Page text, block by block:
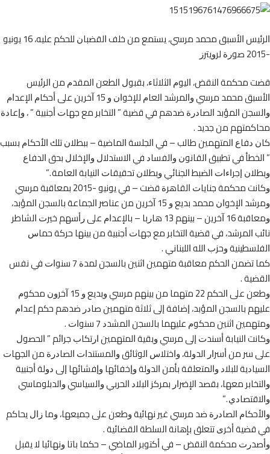
ﺍﻟﺮﺋﻴﺲ ﺍﻷﺳﺒﻖ ﻣﺤﻤﺪ ﻣﺮﺳﻲ، ﻳﺴﺘﻤﻊ ﻣﻦ ﺧﻠﻒ ﺍﻟﻘﻀﺒﺎﻥ ﻟﻠﺤﻜﻢ ﻋﻠﻴﻪ، 16 ﻳﻮﻧﻴﻮ
ﻣﺤﻜﻤﺔ ﺍﻟﻨﻘﺾ، ﺍﻟﻴﻮﻡ ﺍﻟﺜﻼﺛﺎﺀ، ﺑﻘﺒﻮﻝ ﺍﻟﻄﻌﻦ ﺍﻟﻤﻘﺪﻡ ﻣﻦ ﺍﻟﺮﺋﻴﺲ
ﺍﻷﺳﺒﻖ ﻣﺤﻤﺪ ﻣﺮﺳﻲ ﻭﺍﻟﻤﺮﺷﺪ ﺍﻟﻌﺎﻡ ﻟﻺﺧﻮﺍﻥ ﻭ 15 ﺁﺧﺮﻳﻦ ﻋﻠﻰ ﺃﺣﻜﺎﻡ ﺍﻹﻋﺪﺍﻡ
ﺍﻟﻤﺆﺑﺪ ﺍﻟﺼﺎﺩﺭﺓ ﺿﺪﻫﻢ ﻓﻲ ﻗﻀﻴﺔ ” ﺍﻟﺘﺨﺎﺑﺮ ﻣﻊ ﺟﻬﺎﺕ ﺃﺟﻨﺒﻴﺔ ” ، ﻭﺇﻋﺎﺩﺓ
ﻣﻦ ﺟﺪﻳﺪ .
ﺩﻓﺎﻉ ﺍﻟﻤﺘﻬﻤﻴﻦ ﻃﺎﻟﺐ – ﻓﻲ ﺍﻟﺠﻠﺴﺔ ﺍﻟﻤﺎﺿﻴﺔ – ﺑﺒﻄﻼﻥ ﺗﻠﻚ ﺍﻷﺣﻜﺎﻡ ﺑﺴﺒﺐ
ﻓﻲ ﺗﻄﺒﻴﻖ ﺍﻟﻘﺎﻧﻮﻥ ﻭﺍﻟﻔﺴﺎﺩ ﻓﻲ ﺍﻻﺳﺘﺪﻻﻝ ﻭﺍﻹﺧﻼﻝ ﺑﺤﻖ ﺍﻟﺪﻓﺎﻉ
ﺇﺟﺮﺍﺀﺍﺕ ﺍﻟﻀﺒﻂ ﺍﻟﺠﻨﺎﺋﻲ ﻭﺑﻄﻼﻥ ﺗﺤﻘﻴﻘﺎﺕ ﺍﻟﻨﻴﺎﺑﺔ ﺍﻟﻌﺎﻣﺔ .”
ﻭﻛﺎﻧﺖ ﻣﺤﻜﻤﺔ ﺟﻨﺎﻳﺎﺕ ﺍﻟﻘﺎﻫﺮﺓ ﻗﻀﺖ – ﻓﻲ ﻳﻮﻧﻴﻮ -2015 ﺑﻤﻌﺎﻗﺒﺔ ﻣﺮﺳﻲ
ﻭﻣﺮﺷﺪ ﺍﻹﺧﻮﺍﻥ ﻣﺤﻤﺪ ﺑﺪﻳﻊ ﻭ 15 ﺁﺧﺮﻳﻦ ﻣﻦ ﻋﻨﺎﺻﺮ ﺍﻟﺠﻤﺎﻋﺔ ﺑﺎﻟﺴﺠﻦ ﺍﻟﻤﺆﺑﺪ،
ﻭﻣﻌﺎﻗﺒﺔ 16 ﺁﺧﺮﻳﻦ – ﺑﻴﻨﻬﻢ 13 ﻫﺎﺭﺑﺎ – ﺑﺎﻹﻋﺪﺍﻡ ﻋﻠﻰ ﺭﺃﺳﻬﻢ ﺧﻴﺮﺕ ﺍﻟﺸﺎﻃﺮ
ﺍﻟﻤﺮﺷﺪ، ﻓﻲ ﻗﻀﻴﺔ ﺍﻟﺘﺨﺎﺑﺮ ﻣﻊ ﺟﻬﺎﺕ ﺃﺟﻨﺒﻴﺔ ﻣﻦ ﺑﻴﻨﻬﺎ ﺣﺮﻛﺔ ﺣﻤﺎﺱ
ﻭﺣﺰﺏ ﺍﻟﻠﻪ ﺍﻟﻠﺒﻨﺎﻧﻲ .
ﻛﻤﺎ ﺗﻀﻤﻦ ﺍﻟﺤﻜﻢ ﻣﻌﺎﻗﺒﺔ ﻣﺘﻬﻤﻴﻦ ﺍﺛﻨﻴﻦ ﺑﺎﻟﺴﺠﻦ ﻟﻤﺪﺓ 7 ﺳﻨﻮﺍﺕ ﻓﻲ ﻧﻔﺲ
.
ﻭﻃﻌﻦ ﻋﻠﻰ ﺍﻟﺤﻜﻢ 22 ﻣﺘﻬﻤﺎ ﻣﻦ ﺑﻴﻨﻬﻢ ﻣﺮﺳﻲ ﻭﺑﺪﻳﻊ ﻭ 15 ﺁﺧﺮﻭﻥ ﻣﺤﻜﻮﻡ
ﺑﺎﻟﺴﺠﻦ ﺍﻟﻤﺆﺑﺪ، ﺇﺿﺎﻓﺔ ﺇﻟﻰ ﺛﻼﺛﺔ ﻣﺘﻬﻤﻴﻦ ﺻﺎﺩﺭ ﺿﺪﻫﻢ ﺣﻜﻢ ﺇﻋﺪﺍﻡ
ﺍﺛﻨﻴﻦ ﻣﺤﻜﻮﻡ ﻋﻠﻴﻬﻤﺎ ﺑﺎﻟﺴﺠﻦ ﺍﻟﻤﺸﺪﺩ 7 ﺳﻨﻮﺍﺕ .
ﺍﻟﻨﻴﺎﺑﺔ ﺃﺳﻨﺪﺕ ﺇﻟﻰ ﻣﺮﺳﻲ ﻭﺑﻘﻴﺔ ﺍﻟﻤﺘﻬﻤﻴﻦ ﺍﺭﺗﻜﺎﺏ ﺟﺮﺍﺋﻢ ” ﺍﻟﺤﺼﻮﻝ
ﻣﻦ ﺃﺳﺮﺍﺭ ﺍﻟﺪﻭﻟﺔ، ﻭﺍﺧﺘﻼﺱ ﺍﻟﻮﺛﺎﺋﻖ ﻭﺍﻟﻤﺴﺘﻨﺪﺍﺕ ﺍﻟﺼﺎﺩﺭﺓ ﻣﻦ ﺍﻟﺠﻬﺎﺕ
ﻟﻠﺒﻼﺩ ﻭﺍﻟﻤﺘﻌﻠﻘﺔ ﺑﺄﻣﻦ ﺍﻟﺪﻭﻟﺔ ﻭﺇﺧﻔﺎﺋﻬﺎ ﻭﺇﻓﺸﺎﺋﻬﺎ ﺇﻟﻰ ﺩﻭﻟﺔ ﺃﺟﻨﺒﻴﺔ
ﻣﻌﻬﺎ، ﺑﻘﺼﺪ ﺍﻹﺿﺮﺍﺭ ﺑﻤﺮﻛﺰ ﺍﻟﺒﻼﺩ ﺍﻟﺤﺮﺑﻲ ﻭﺍﻟﺴﻴﺎﺳﻲ ﻭﺍﻟﺪﺑﻠﻮﻣﺎﺳﻲ
.”
ﺍﻟﺼﺎﺩﺭﺓ ﺿﺪ ﻣﺮﺳﻲ ﻏﻴﺮ ﻧﻬﺎﺋﻴﺔ ﻭﻃﻌﻦ ﻋﻠﻰ ﺟﻤﻴﻌﻬﺎ، ﻭﻣﺎ ﺯﺍﻝ ﻳﺤﺎﻛﻢ
ﺃﺧﺮﻯ ﺗﺘﻌﻠﻖ ﺑﺈﻫﺎﻧﺔ ﺍﻟﺴﻠﻄﺔ ﺍﻟﻘﻀﺎﺋﻴﺔ .
ﻣﺤﻜﻤﺔ ﺍﻟﻨﻘﺾ – ﻓﻲ ﺃﻛﺘﻮﺑﺮ ﺍﻟﻤﺎﺿﻲ – ﺣﻜﻤﺎ ﺑﺎﺗﺎ ﻭﻧﻬﺎﺋﻴﺎ ﻻ ﻳﻘﺒﻞ